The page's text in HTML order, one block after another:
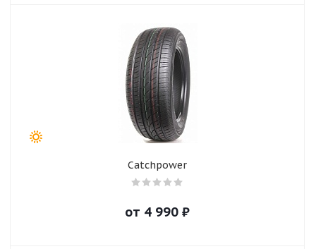
Catchpower
от 4 990 ₽